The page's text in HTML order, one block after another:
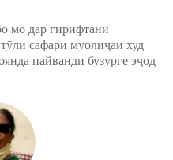
мо дар гирифтани
сафари муолиҷаи худ
пайванди бузурге эҷод